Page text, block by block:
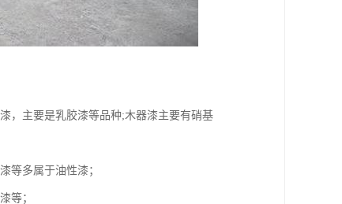
，主要是乳胶漆等品种;木器漆主要有硝基
等多属于油性漆；
等；